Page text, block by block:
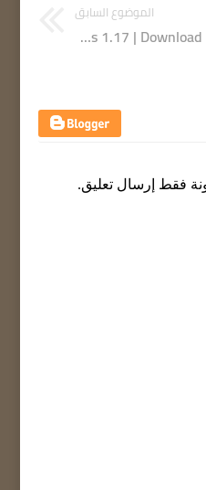
الموضوع السابق
Office Installer Plus 1.17 | Download and install Office for free
فقط إرسال تعليق.